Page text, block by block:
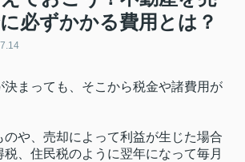
必ずかかる費用とは？
決まっても、そこから税金や諸費用が
のや、売却によって利益が生じた場合
、住民税のように翌年になって毎月